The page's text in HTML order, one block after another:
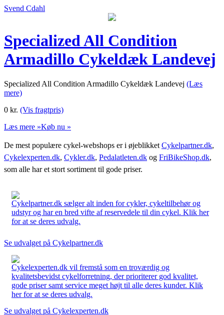
Svend Cdahl
Specialized All Condition
Armadillo Cykeldæk Landevej
Specialized All Condition Armadillo Cykeldæk Landevej (Læs
mere)
0 kr. (Vis fragtpris)
Læs mere »Køb nu »
De mest populære cykel-webshops er i øjeblikket Cykelpartner.dk,
Cykelexperten.dk, Cykler.dk, Pedalatleten.dk og FriBikeShop.dk,
som alle har et stort sortiment til gode priser.
Cykelpartner.dk sælger alt inden for cykler, cykeltilbehør og
udstyr og har en bred vifte af reservedele til din cykel. Klik her
for at se deres udvalg.
Se udvalget på Cykelpartner.dk
Cykelexperten.dk vil fremstå som en troværdig og
kvalitetsbevidst cykelforretning, der prioriterer god kvalitet,
gode priser samt service meget højt til alle deres kunder. Klik
her for at se deres udvalg.
Se udvalget på Cykelexperten.dk